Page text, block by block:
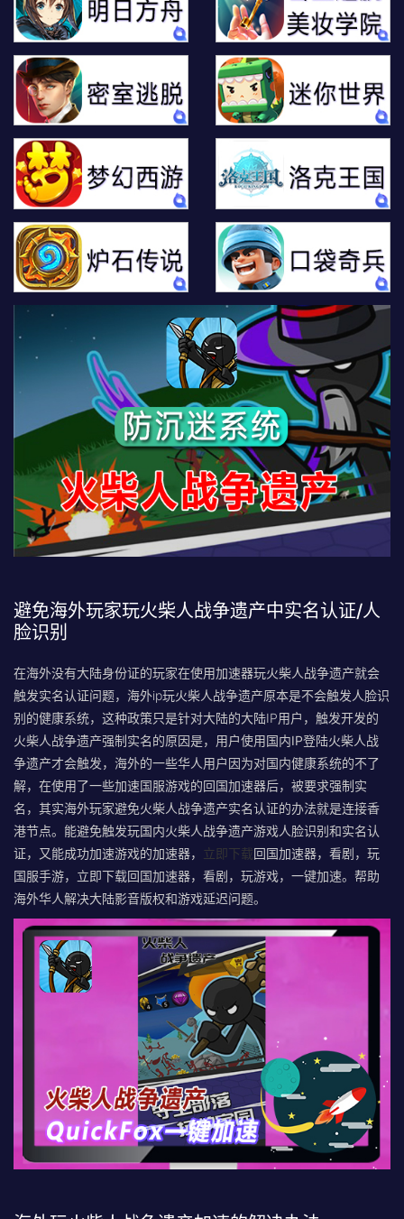
避免海外玩家玩火柴人战争遗产中实名认证/人
脸识别
在海外没有大陆身份证的玩家在使用加速器玩火柴人战争遗产就会
触发实名认证问题，海外ip玩火柴人战争遗产原本是不会触发人脸识
别的健康系统，这种政策只是针对大陆的大陆IP用户，触发开发的
火柴人战争遗产强制实名的原因是， 用户使用国内IP登陆火柴人战
争遗产才会触发， 海外的一些华人用户因为对国内健康系统的不了
解，在使用了一些加速国服游戏的回国加速器后，被要求强制实
名，其实海外玩家避免火柴人战争遗产实名认证的办法就是连接香
港节点。 能避免触发玩国内火柴人战争遗产游戏人脸识别和实名认
证，又能成功加速游戏的加速器，
立即下载回国加速器，看剧，玩
国服手游，立即下载回国加速器，看剧，玩游戏，一键加速。帮助
海外华人解决大陆影音版权和游戏延迟问题。